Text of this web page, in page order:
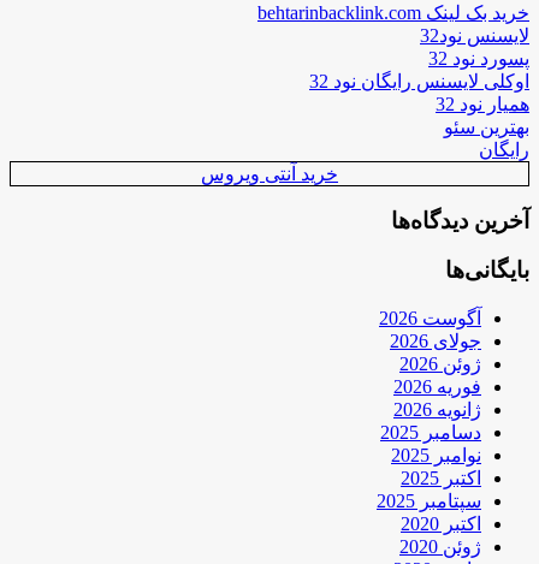
خرید بک لینک behtarinbacklink.com
لایسنس نود32
پسورد نود 32
اوکلی لایسنس رایگان نود 32
همیار نود 32
بهترین سئو
رایگان
خرید آنتی ویروس
آخرین دیدگاه‌ها
بایگانی‌ها
آگوست 2026
جولای 2026
ژوئن 2026
فوریه 2026
ژانویه 2026
دسامبر 2025
نوامبر 2025
اکتبر 2025
سپتامبر 2025
اکتبر 2020
ژوئن 2020